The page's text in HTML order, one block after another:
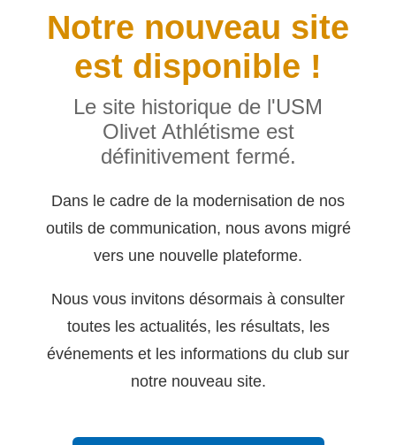
Notre nouveau site
est disponible !
Le site historique de l'USM
Olivet Athlétisme est
définitivement fermé.
Dans le cadre de la modernisation de nos
outils de communication, nous avons migré
vers une nouvelle plateforme.
Nous vous invitons désormais à consulter
toutes les actualités, les résultats, les
événements et les informations du club sur
notre nouveau site.